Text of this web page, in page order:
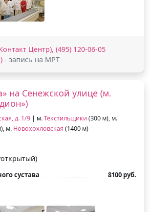
Центр), (495) 120-06-05
- запись на МРТ
на Сенежской улице (м.
д. 1/9 | м.Текстильщики (300 м), м.
м. Новохохловская (1400 м)
сустава
8100 руб.